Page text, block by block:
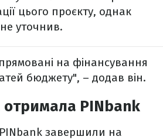
цього проєкту, однак
не уточнив.
на фінансування
бюджету", – додав він.
PINbank
PINbank завершили на